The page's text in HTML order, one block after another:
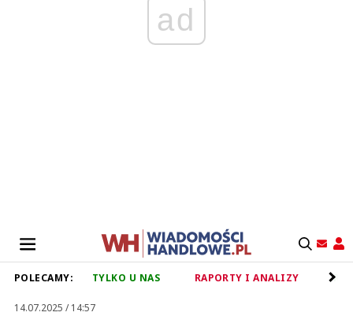
ad
POLECAMY: TYLKO U NAS RAPORTY I ANALIZY
14.07.2025 / 14:57